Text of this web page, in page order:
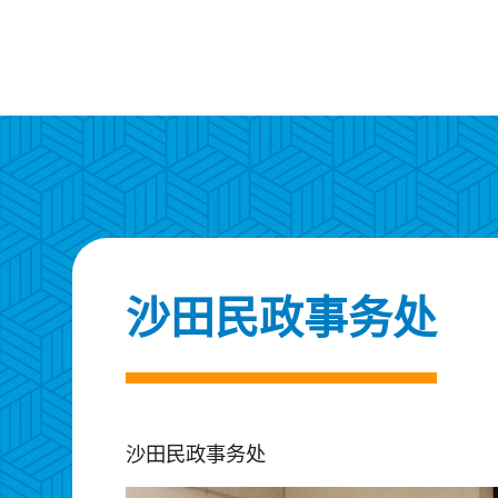
沙田民政事务处
沙田民政事务处